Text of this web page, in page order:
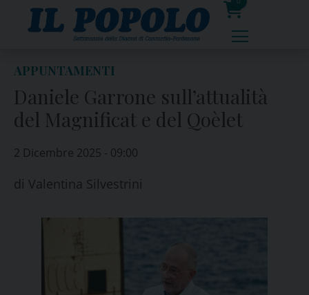
0
prodotti
APPUNTAMENTI
Daniele Garrone sull’attualità
del Magnificat e del Qoèlet
2 Dicembre 2025 - 09:00
di Valentina Silvestrini